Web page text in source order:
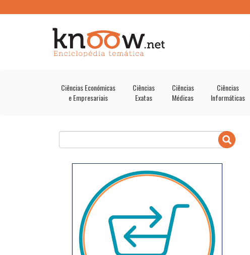
Ciências Económicas
e Empresariais
Ciências
Exatas
Ciências
Médicas
Ciências
Informáticas